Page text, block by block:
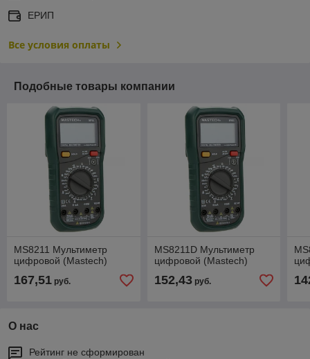
ЕРИП
Все условия оплаты
Подобные товары компании
MS8211 Мультиметр
цифровой (Mastech)
167,51 руб.
MS8211D Мультиметр
цифровой (Mastech)
152,43руб.
О нас
Рейтинг не сформирован